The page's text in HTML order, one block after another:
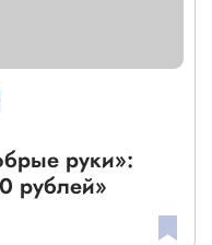
руки»:
рублей»